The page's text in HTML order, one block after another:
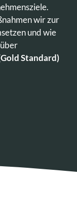
wir zur
und wie
Standard)